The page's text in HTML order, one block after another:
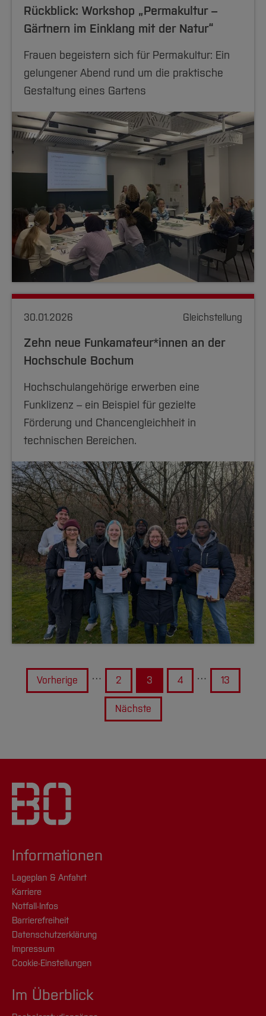
Rückblick: Workshop „Permakultur –
Gärtnern im Einklang mit der Natur“
Frauen begeistern sich für Permakultur: Ein
gelungener Abend rund um die praktische
Gestaltung eines Gartens
30.01.2026 Gleichstellung
Zehn neue Funkamateur*innen an der
Hochschule Bochum
Hochschulangehörige erwerben eine
Funklizenz – ein Beispiel für gezielte
Förderung und Chancengleichheit in
technischen Bereichen.
Vorherige … 2 3 4 … 13
Nächste
Informationen
Lageplan & Anfahrt
Karriere
Notfall-Infos
Barrierefreiheit
Datenschutzerklärung
Impressum
Cookie-Einstellungen
Im Überblick